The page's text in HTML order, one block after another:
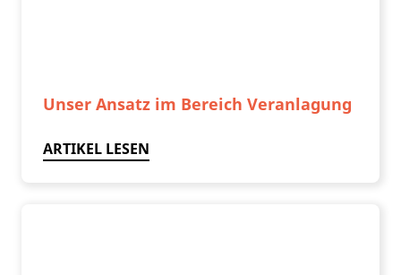
Unser Ansatz im Bereich Veranlagung
ARTIKEL LESEN